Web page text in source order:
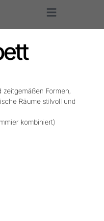
zeitgemäßen Formen,
Räume stilvoll und
kombiniert)